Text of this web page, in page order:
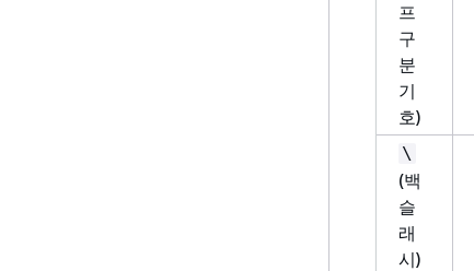
프
구
분
기
호)
\
(백
슬
래
시)